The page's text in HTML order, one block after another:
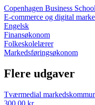
Copenhagen Business
E-commerce og digital
Engelsk
Finansøkonom
Folkeskolelærer
Markedsføringsøkonom
Flere udgaver
Tværmedial